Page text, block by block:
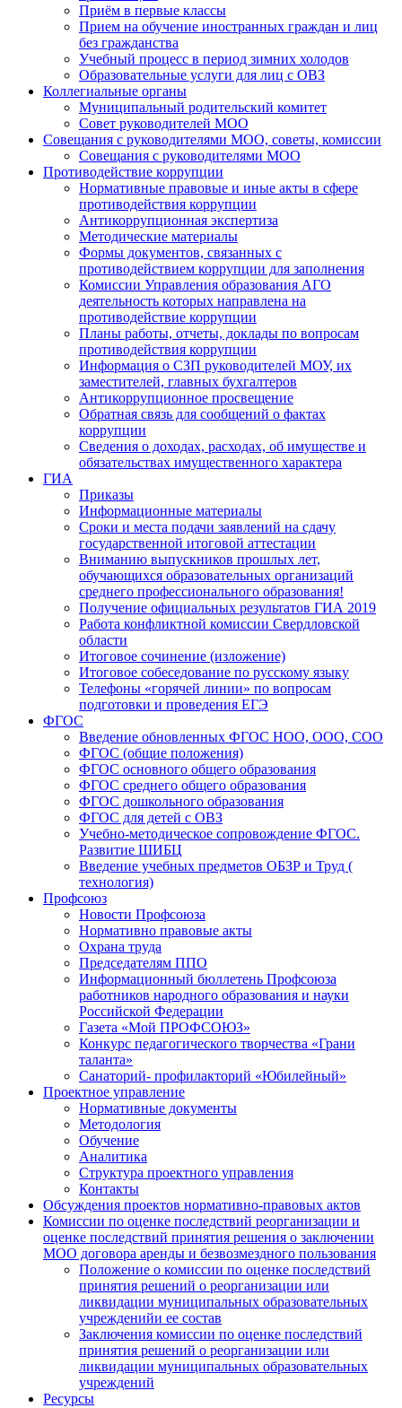
Приём в первые классы
Прием на обучение иностранных граждан и лиц
без гражданства
Учебный процесс в период зимних холодов
Образовательные услуги для лиц с ОВЗ
Коллегиальные органы
Муниципальный родительский комитет
Совет руководителей МОО
Совещания с руководителями МОО, советы, комиссии
Совещания с руководителями МОО
Противодействие коррупции
Нормативные правовые и иные акты в сфере
противодействия коррупции
Антикоррупционная экспертиза
Методические материалы
Формы документов, связанных с
противодействием коррупции для заполнения
Комиссии Управления образования АГО
деятельность которых направлена на
противодействие коррупции
Планы работы, отчеты, доклады по вопросам
противодействия коррупции
Информация о СЗП руководителей МОУ, их
заместителей, главных бухгалтеров
Антикоррупционное просвещение
Обратная связь для сообщений о фактах
коррупции
Сведения о доходах, расходах, об имуществе и
обязательствах имущественного характера
ГИА
Приказы
Информационные материалы
Сроки и места подачи заявлений на сдачу
государственной итоговой аттестации
Вниманию выпускников прошлых лет,
обучающихся образовательных организаций
среднего профессионального образования!
Получение официальных результатов ГИА 2019
Работа конфликтной комиссии Свердловской
области
Итоговое сочинение (изложение)
Итоговое собеседование по русскому языку
Телефоны «горячей линии» по вопросам
подготовки и проведения ЕГЭ
ФГОС
Введение обновленных ФГОС НОО, ООО, СОО
ФГОС (общие положения)
ФГОС основного общего образования
ФГОС среднего общего образования
ФГОС дошкольного образования
ФГОС для детей с ОВЗ
Учебно-методическое сопровождение ФГОС.
Развитие ШИБЦ
Введение учебных предметов ОБЗР и Труд (
технология)
Профсоюз
Новости Профсоюза
Нормативно правовые акты
Охрана труда
Председателям ППО
Информационный бюллетень Профсоюза
работников народного образования и науки
Российской Федерации
Газета «Мой ПРОФСОЮЗ»
Конкурс педагогического творчества «Грани
таланта»
Санаторий- профилакторий «Юбилейный»
Проектное управление
Нормативные документы
Методология
Обучение
Аналитика
Структура проектного управления
Контакты
Обсуждения проектов нормативно-правовых актов
Комиссии по оценке последствий реорганизации и
оценке последствий принятия решения о заключении
МОО договора аренды и безвозмездного пользования
Положение о комиссии по оценке последствий
принятия решений о реорганизации или
ликвидации муниципальных образовательных
учрежденийи ее состав
Заключения комиссии по оценке последствий
принятия решений о реорганизации или
ликвидации муниципальных образовательных
учреждений
Ресурсы